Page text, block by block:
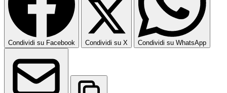
Condividi su Facebook Condividi su X Condividi su WhatsApp